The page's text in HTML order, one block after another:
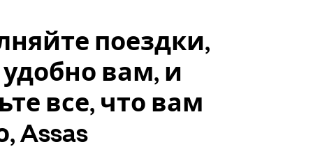
поездки,
удобно вам, и
все, что вам
Assas